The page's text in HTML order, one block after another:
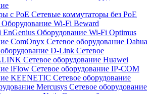
с РоЕ Сетевые коммутаторы без РоЕ
Оборудование Wi-Fi Beward
EnGenius Оборудование Wi-Fi Optimus
ComOnyx Сетевое оборудование Dahua
D-Link Сетевое
Сетевое оборудование Huawei
iFlow Сетевое оборудование IP-COM
KEENETIC Сетевое оборудование
Mercusys Сетевое оборудование